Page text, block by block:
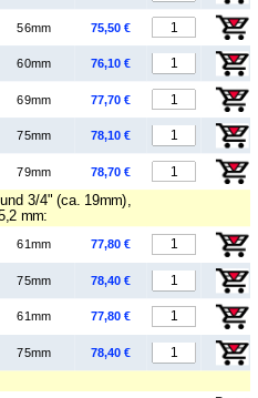
56mm 75,50 €
60mm 76,10 €
69mm 77,70 €
75mm 78,10 €
79mm 78,70 €
3/4" (ca. 19mm),
mm:
61mm 77,80 €
75mm 78,40 €
61mm 77,80 €
75mm 78,40 €